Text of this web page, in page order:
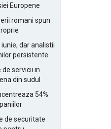
Europene
romani spun
dar analistii
persistente
de servicii in
din sudul
54%
de securitate